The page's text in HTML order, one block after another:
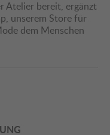
Atelier bereit, ergänzt
unserem Store für
dem Menschen